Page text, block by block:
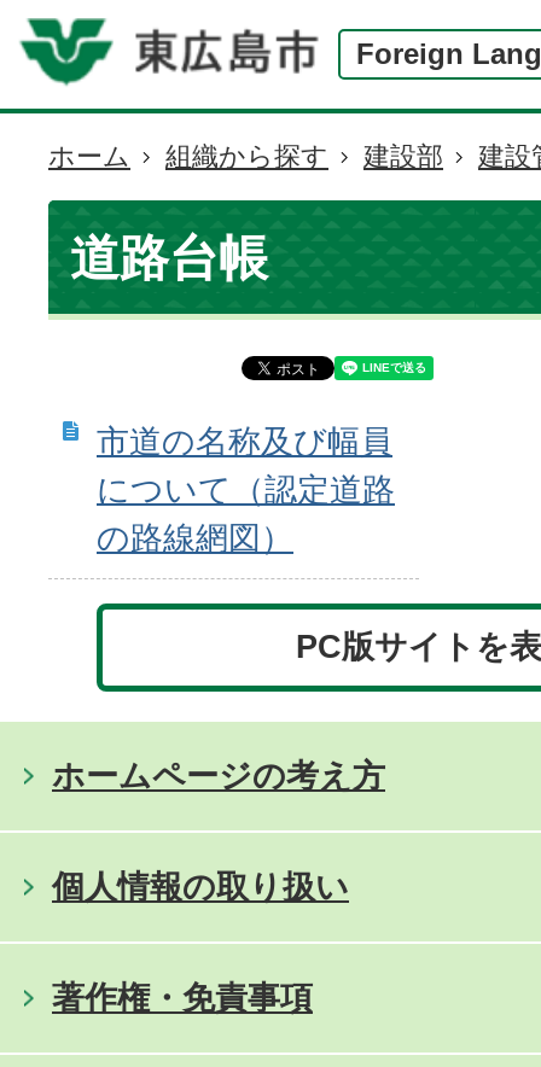
Foreign
現
在
の
位
置
ホーム 組織から探す 建設部 建設
道路台帳
市道の名称及び幅員
について（認定道路
の路線網図）
PC版サイトを
ホームページの考え方
個人情報の取り扱い
著作権・免責事項